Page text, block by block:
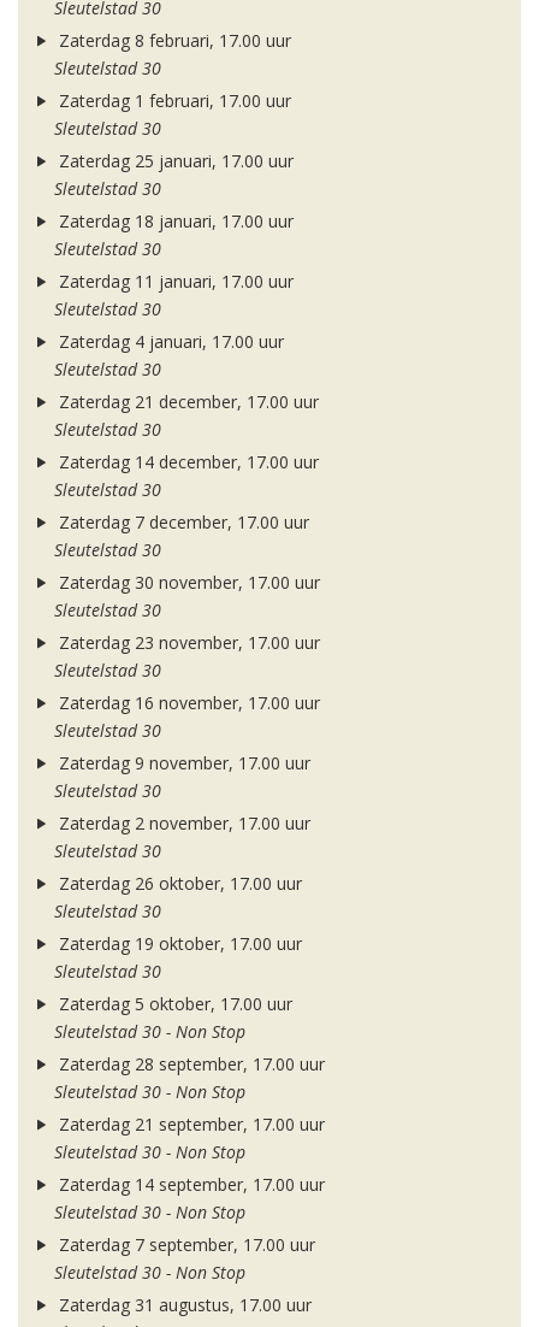
Sleutelstad 30
Zaterdag 8 februari, 17.00 uur
Sleutelstad 30
Zaterdag 1 februari, 17.00 uur
Sleutelstad 30
Zaterdag 25 januari, 17.00 uur
Sleutelstad 30
Zaterdag 18 januari, 17.00 uur
Sleutelstad 30
Zaterdag 11 januari, 17.00 uur
Sleutelstad 30
Zaterdag 4 januari, 17.00 uur
Sleutelstad 30
Zaterdag 21 december, 17.00 uur
Sleutelstad 30
Zaterdag 14 december, 17.00 uur
Sleutelstad 30
Zaterdag 7 december, 17.00 uur
Sleutelstad 30
Zaterdag 30 november, 17.00 uur
Sleutelstad 30
Zaterdag 23 november, 17.00 uur
Sleutelstad 30
Zaterdag 16 november, 17.00 uur
Sleutelstad 30
Zaterdag 9 november, 17.00 uur
Sleutelstad 30
Zaterdag 2 november, 17.00 uur
Sleutelstad 30
Zaterdag 26 oktober, 17.00 uur
Sleutelstad 30
Zaterdag 19 oktober, 17.00 uur
Sleutelstad 30
Zaterdag 5 oktober, 17.00 uur
Sleutelstad 30 - Non Stop
Zaterdag 28 september, 17.00 uur
Sleutelstad 30 - Non Stop
Zaterdag 21 september, 17.00 uur
Sleutelstad 30 - Non Stop
Zaterdag 14 september, 17.00 uur
Sleutelstad 30 - Non Stop
Zaterdag 7 september, 17.00 uur
Sleutelstad 30 - Non Stop
Zaterdag 31 augustus, 17.00 uur